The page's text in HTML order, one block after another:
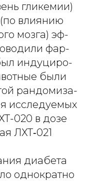
гликемии)
влиянию
мозга) эф-
фар-
индуциро-
были
рандомиза-
исследуемых
020 в дозе
ЛХТ‑021
диабета
однократно